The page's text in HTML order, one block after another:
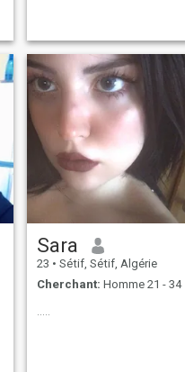
merci de me comprende et b .
chance a tous
Sara
23 • Sétif, Sétif, Algérie
Cherchant: Homme 21 - 34